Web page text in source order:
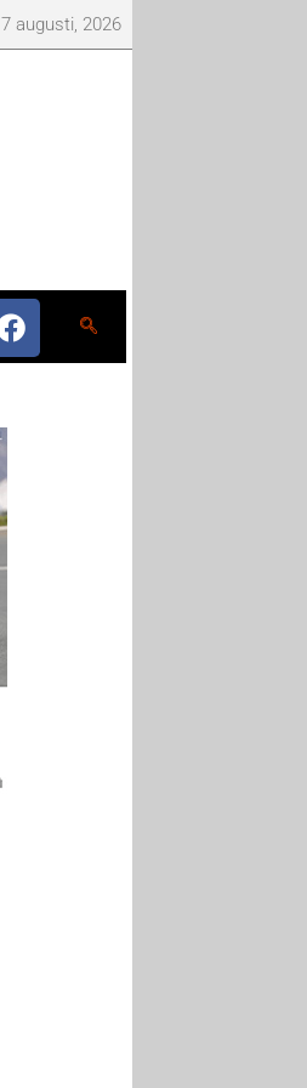
7 augusti, 2026